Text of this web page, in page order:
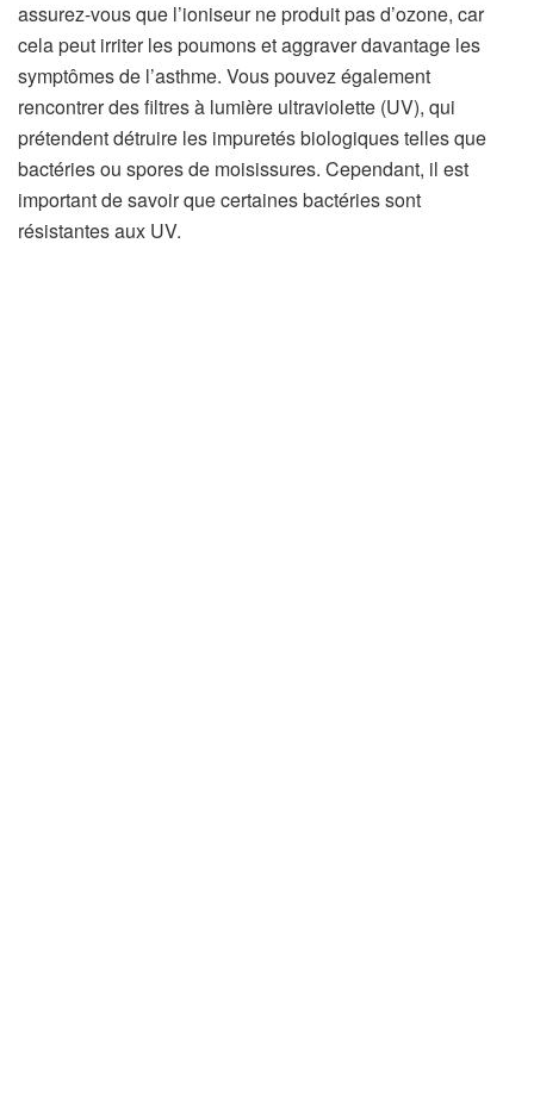
assurez-vous que l’ioniseur ne produit pas d’ozone, car
cela peut irriter les poumons et aggraver davantage les
symptômes de l’asthme. Vous pouvez également
rencontrer des filtres à lumière ultraviolette (UV), qui
prétendent détruire les impuretés biologiques telles que
bactéries ou spores de moisissures. Cependant, il est
important de savoir que certaines bactéries sont
résistantes aux UV.